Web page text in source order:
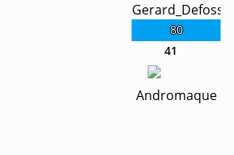
80
Gerard_Defossez
41
Andromaque